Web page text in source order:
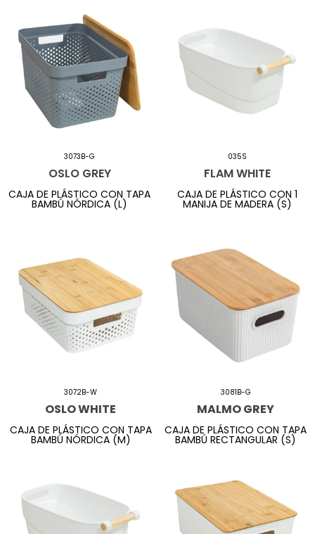
3073B-G
OSLO GREY
CAJA DE PLÁSTICO CON TAPA
BAMBÚ NÓRDICA (L)
035S
FLAM WHITE
CAJA DE PLÁSTICO CON 1
MANIJA DE MADERA (S)
3072B-W
OSLO WHITE
CAJA DE PLÁSTICO CON TAPA
BAMBÚ NÓRDICA (M)
3081B-G
MALMO GREY
CAJA DE PLÁSTICO CON TAPA
BAMBÚ RECTANGULAR (S)